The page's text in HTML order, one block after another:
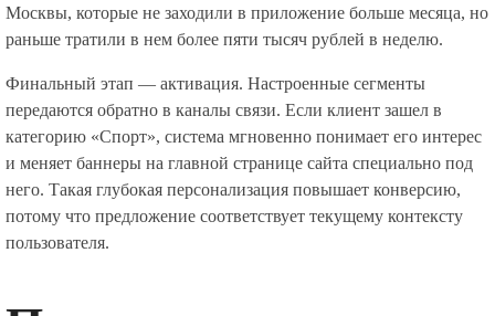
Москвы, которые не заходили в приложение больше месяца, но
раньше тратили в нем более пяти тысяч рублей в неделю.
Финальный этап — активация. Настроенные сегменты
передаются обратно в каналы связи. Если клиент зашел в
категорию «Спорт», система мгновенно понимает его интерес
и меняет баннеры на главной странице сайта специально под
него. Такая глубокая персонализация повышает конверсию,
потому что предложение соответствует текущему контексту
пользователя.